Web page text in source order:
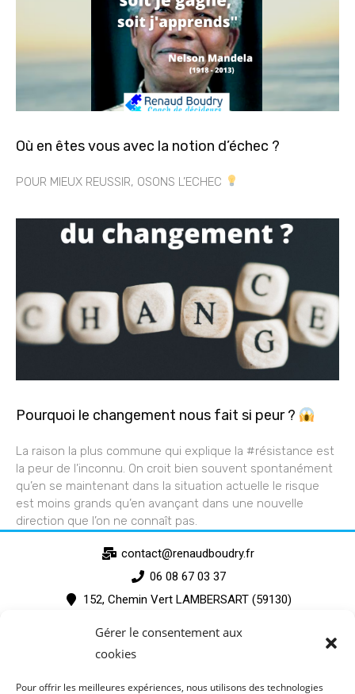
Gérer le consentement aux
cookies
Pour offrir les meilleures expériences, nous utilisons des technologies
Où en êtes vous avec la notion d’échec ?
POUR MIEUX REUSSIR, OSONS L’ECHEC
Pourquoi le changement nous fait si peur ?
La raison la plus commune qui explique la #résistance est
la peur de l’inconnu. On croit bien souvent spontanément
qu’en se maintenant dans la situation actuelle le risque
est moins grands qu’en avançant dans une nouvelle
direction que l’on ne connaît pas.
contact@renaudboudry.fr
06 08 67 03 37
152, Chemin Vert LAMBERSART (59130)